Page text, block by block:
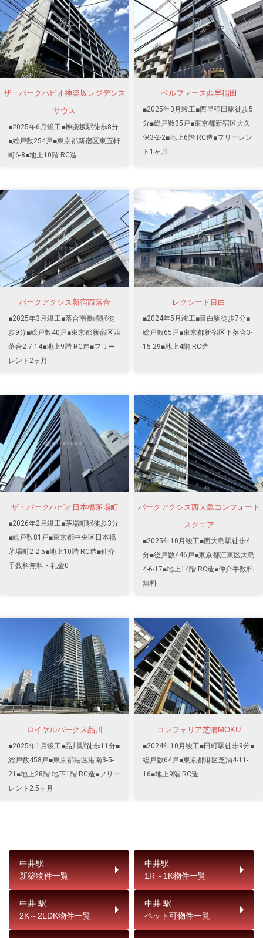
ザ・パークハビオ神楽坂レジデンス
サウス
■2025年6月竣工■神楽坂駅徒歩8分
■総戸数254戸■東京都新宿区東五軒
町6-8■地上10階 RC造
ベルファース西早稲田
■2025年3月竣工■西早稲田駅徒歩5
分■総戸数35戸■東京都新宿区大久
保3-2-2■地上6階 RC造■フリーレン
ト1ヶ月
パークアクシス新宿西落合
■2025年3月竣工■落合南長崎駅徒
歩9分■総戸数40戸■東京都新宿区西
落合2-7-14■地上9階 RC造■フリー
レント2ヶ月
レクシード目白
■2024年5月竣工■目白駅徒歩7分■
総戸数65戸■東京都新宿区下落合3-
15-29■地上4階 RC造
ザ・パークハビオ日本橋茅場町
■2026年2月竣工■茅場町駅徒歩3分
■総戸数81戸■東京都中央区日本橋
茅場町2-2-5■地上10階 RC造■仲介
手数料無料・礼金0
パークアクシス西大島コンフォート
スクエア
■2025年10月竣工■西大島駅徒歩4
分■総戸数446戸■東京都江東区大島
4-6-17■地上14階 RC造■仲介手数料
無料
ロイヤルパークス品川
■2025年1月竣工■品川駅徒歩11分■
総戸数458戸■東京都港区港南3-5-
21■地上28階 地下1階 RC造■フリー
レント2.5ヶ月
コンフォリア芝浦MOKU
■2024年10月竣工■田町駅徒歩9分■
総戸数64戸■東京都港区芝浦4-11-
16■地上9階 RC造
中井駅
新築物件一覧
中井駅
1R～1K物件一覧
中井 駅
2K～2LDK物件一覧
中井 駅
ペット可物件一覧